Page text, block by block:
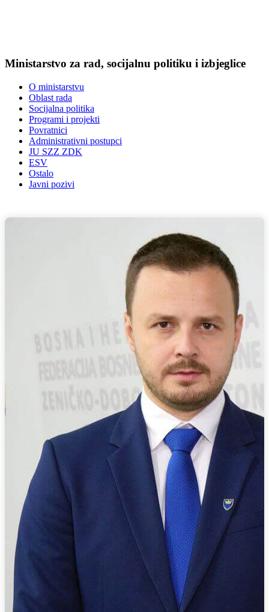
Ministarstvo za rad, socijalnu politiku i izbjeglice
O ministarstvu
Oblast rada
Socijalna politika
Programi i projekti
Povratnici
Administrativni postupci
JU SZZ ZDK
ESV
Ostalo
Javni pozivi